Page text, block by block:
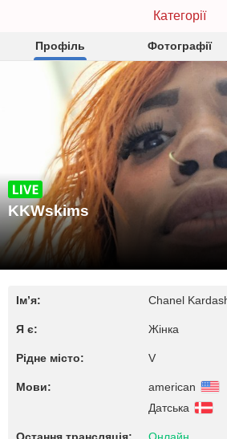
KKWskims
Профіль Фотографії
KKWskims
Ім’я:
Я є: Жінка
Рідне місто: V
Мови:
american
Датська
Категорії